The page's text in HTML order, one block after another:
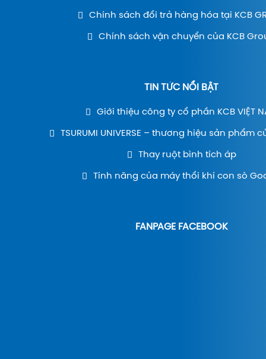
Chính sách đổi trả hàng hóa tại KCB
Chính sách vận chuyển của KCB
TIN TỨC NỔI BẬT
Giới thiệu công ty cổ phần KCB VIỆT
TSURUMI UNIVERSE – thương hiệu sản phẩm
Thay ruột bình tích áp
Tính năng của máy thổi khí con sò
FANPAGE FACEBOOK